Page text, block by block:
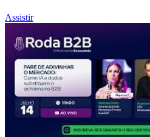
Assistir